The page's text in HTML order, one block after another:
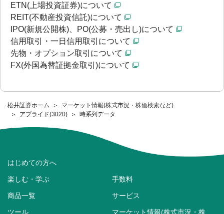
松井証券ホーム
マーケット情報(株式市況・株価検索など)
アプライド(3020)
時系列データ
ETN(上場投資証券)について
REIT(不動産投資信託)について
IPO(新規公開株)、PO(公募・売出し)について
信用取引・一日信用取引について
先物・オプション取引について
FX(外国為替証拠金取引)について
はじめての方へ
楽しむ・学ぶ 手数料
商品一覧 サービス
ツール
マーケット情報(株式市況・株